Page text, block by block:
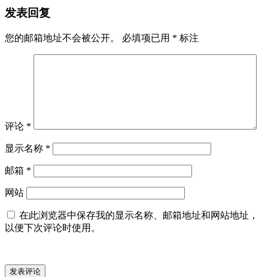
发表回复
您的邮箱地址不会被公开。 必填项已用 * 标注
评论 *
显示名称 *
邮箱 *
网站
在此浏览器中保存我的显示名称、邮箱地址和网站地址，
以便下次评论时使用。